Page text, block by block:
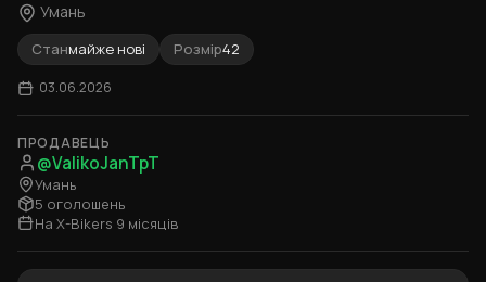
Умань
Станмайже нові Розмір42
03.06.2026
ПРОДАВЕЦЬ
@ValikoJanTpT
Умань
5 оголошень
На X-Bikers 9 місяців